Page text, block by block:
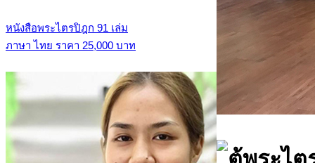
หนังสือพระไตรปิฎก 91 เล่ม
ภาษา ไทย ราคา 25,000 บาท